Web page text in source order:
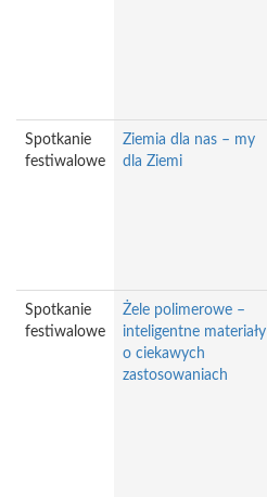
Spotkanie
festiwalowe
Ziemia dla nas – my
dla Ziemi
Spotkanie
festiwalowe
Żele polimerowe –
inteligentne materiały
o ciekawych
zastosowaniach